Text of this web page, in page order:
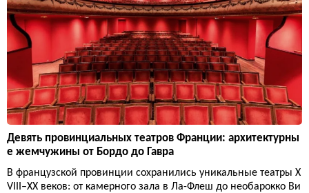
Девять провинциальных театров Франции: архитектурны
е жемчужины от Бордо до Гавра
В французской провинции сохранились уникальные театры X
VIII–XX веков: от камерного зала в Ла-Флеш до необарокко Ви